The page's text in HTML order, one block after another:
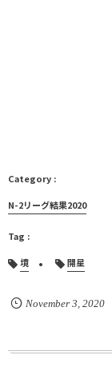
N-2リーグ結果2020
境 開星
November 3 2020